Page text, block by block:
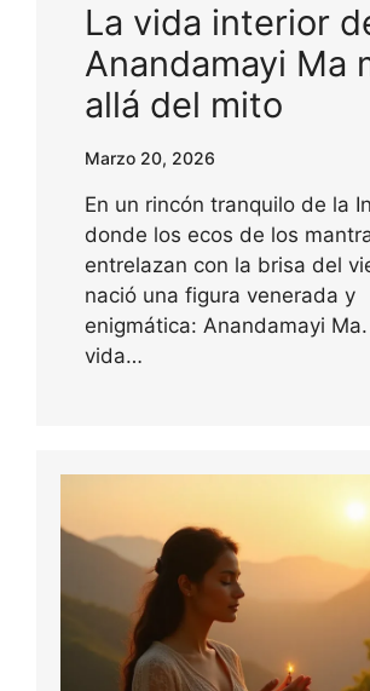
La vida interior
Anandamayi Ma
allá del mito
Marzo 20, 2026
En un rincón tranquilo de la
donde los ecos de los
entrelazan con la brisa del
nació una figura venerada y
enigmática: Anandamayi Ma.
vida…